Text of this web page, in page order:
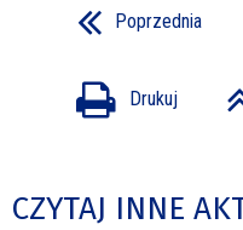
Poprzednia
Drukuj
CZYTAJ INNE